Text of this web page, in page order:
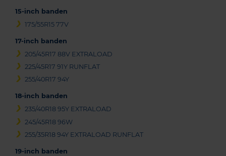
15-inch banden
175/55R15 77V
17-inch banden
205/45R17 88V EXTRALOAD
225/45R17 91Y RUNFLAT
255/40R17 94Y
18-inch banden
235/40R18 95Y EXTRALOAD
245/45R18 96W
255/35R18 94Y EXTRALOAD RUNFLAT
19-inch banden